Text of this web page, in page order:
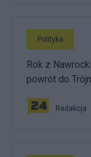
Polityka
Rok z
powrót do
Redakcja